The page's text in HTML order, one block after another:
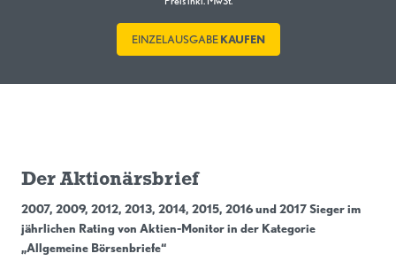
EINZELAUSGABE KAUFEN
Der Aktionärsbrief
2007, 2009, 2012, 2013, 2014, 2015, 2016 und 2017 Sieger im
jährlichen Rating von Aktien-Monitor in der Kategorie
„Allgemeine Börsenbriefe“